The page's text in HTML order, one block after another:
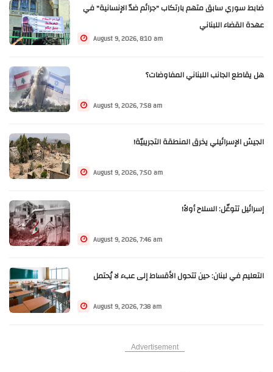
ضابط سوري سابق متهم بارتكاب "جرائم ضدّ الإنسانية" في
عهدة القضاء اللبناني
August 9, 2026, 8:10 am
هل يقاطع الجانب اللبناني المفاوضات؟
August 9, 2026, 7:58 am
الجيش الإسرائيلي يخرق المنطقة التجريبيّة!
August 9, 2026, 7:50 am
إسرائيل تتوغّل: السلاح أولاً!
August 9, 2026, 7:46 am
التعليم في لبنان: حين تتحول الأقساط إلى عبء لا يُحتمل
August 9, 2026, 7:38 am
Advertisement